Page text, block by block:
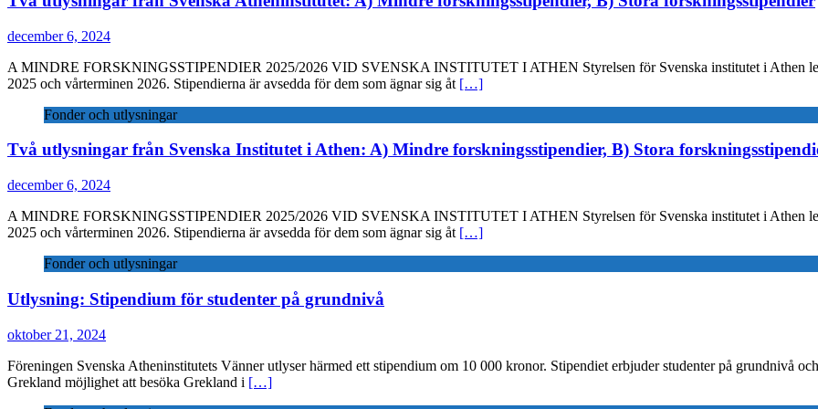
december 6, 2024
A MINDRE FORSKNINGSSTIPENDIER 2025/2026 VID SVENSKA INSTITUTET I ATHEN Styrelsen för Svenska institutet i Athen
2025 och vårterminen 2026. Stipendierna är avsedda för dem som ägnar sig åt […]
Fonder och utlysningar
Två utlysningar från Svenska Institutet i Athen: A) Mindre forskningsstipendier, B) Stora
december 6, 2024
A MINDRE FORSKNINGSSTIPENDIER 2025/2026 VID SVENSKA INSTITUTET I ATHEN Styrelsen för Svenska institutet i Athen
2025 och vårterminen 2026. Stipendierna är avsedda för dem som ägnar sig åt […]
Fonder och utlysningar
Utlysning: Stipendium för studenter på grundnivå
oktober 21, 2024
Föreningen Svenska Atheninstitutets Vänner utlyser härmed ett stipendium om 10 000 kronor. Stipendiet erbjuder studenter på grundnivå
Grekland möjlighet att besöka Grekland i […]